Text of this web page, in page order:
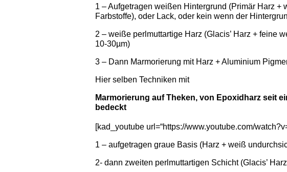
1 – Aufgetragen weißen Hintergrund (Primär Harz +
Farbstoffe), oder Lack, oder kein wenn der
2 – weiße perlmuttartige Harz (Glacis’ Harz + feine
10-30µm)
3 – Dann Marmorierung mit Harz + Aluminium
Hier selben Techniken mit
Marmorierung auf Theken, von Epoxidharz seit
bedeckt
[kad_youtube url=“https://www.youtube.com/
1 – aufgetragen graue Basis (Harz + weiß
2- dann zweiten perlmuttartigen Schicht (Glacis’